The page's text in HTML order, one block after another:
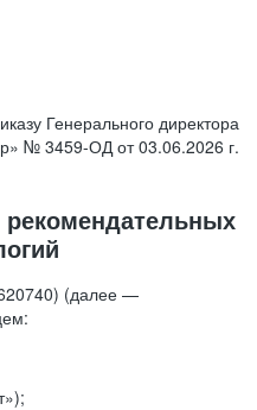
Генерального директора
№ 3459-ОД от 03.06.2026 г.
(далее —